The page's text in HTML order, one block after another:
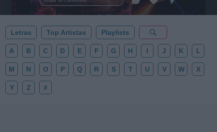
✨⭐
Letras Top Artistas Playlists
A B C D E F G H I J K L
M N O P Q R S T U V W X
Y Z #